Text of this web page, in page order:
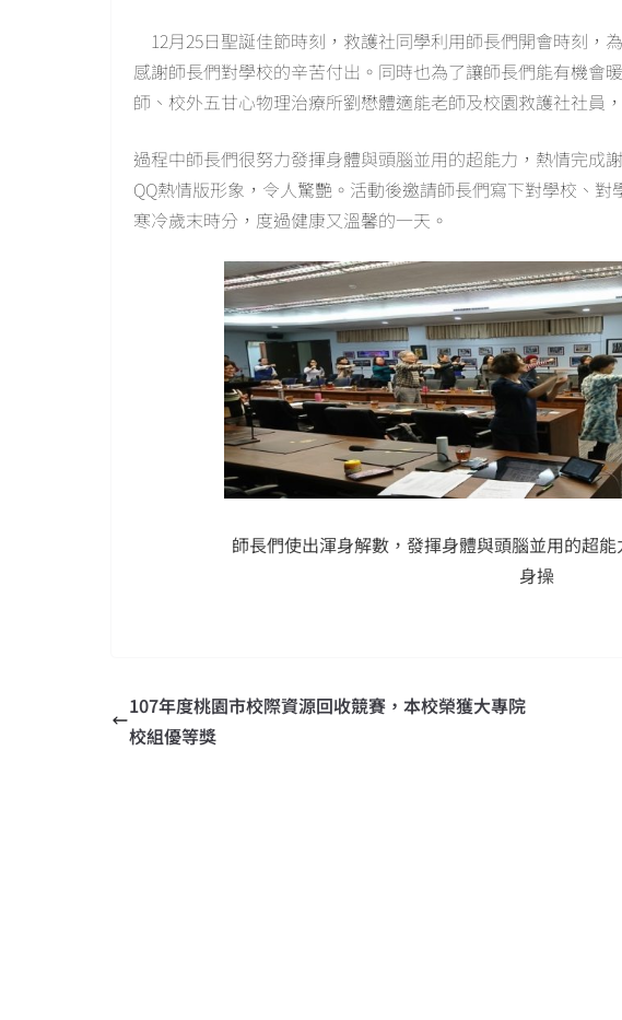
12月25日聖誕佳節時刻，救護社同學利用師長們開會時刻，
感謝師長們對學校的辛苦付出。同時也為了讓師長們能有機會
師、校外五甘心物理治療所劉懋體適能老師及校園救護社社員
過程中師長們很努力發揮身體與頭腦並用的超能力，熱情完成
QQ熱情版形象，令人驚艷。活動後邀請師長們寫下對學校、
寒冷歲末時分，度過健康又溫馨的一天。
師長們使出渾身解數，發揮身體與頭腦並用的超
身操
107年度桃園市校際資源回收競賽，本校榮獲大專院
校組優等獎